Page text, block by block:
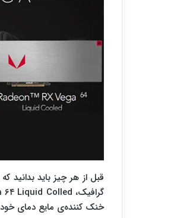
خنک کننده‌ی مایع دمای خود